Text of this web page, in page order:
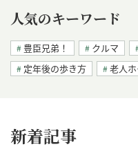
人気のキーワード
豊臣兄弟！ クルマ
定年後の歩き方
老人
新着記事